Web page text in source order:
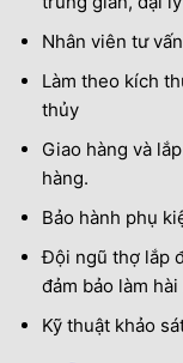
Nhân viên tư
Làm theo kích
thủy
Giao hàng và
hàng.
Bảo hành phụ
Đội ngũ thợ lắp
đảm bảo làm
Kỹ thuật khảo